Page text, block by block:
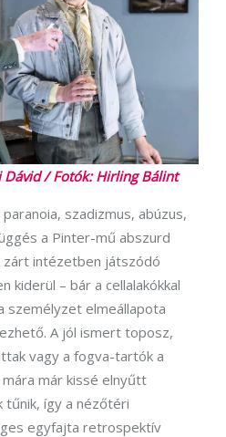
Dávid / Fotók: Hirling Bálint
szadizmus, abúzus,
a Pinter-mű abszurd
intézetben játszódó
– bár a cellalakókkal
személyzet elmeállapota
A jól ismert toposz,
vagy a fogva-tartók a
már kissé elnyűtt
tűnik, így a nézőtéri
egyfajta retrospektív